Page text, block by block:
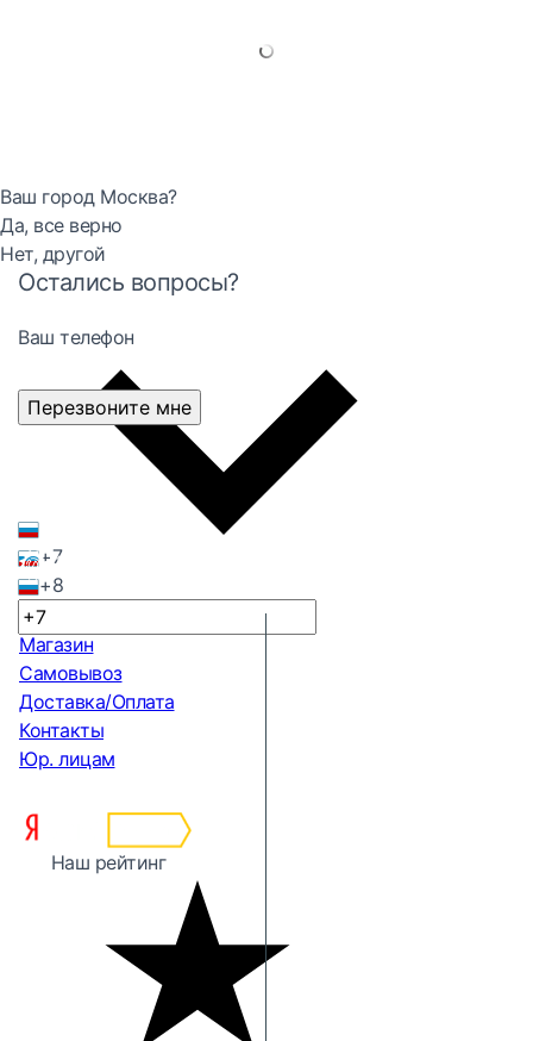
Ваш город Москва?
Да, все верно
Нет, другой
Остались вопросы?
Ваш телефон
+7
+8
Перезвоните мне
Магазин
Самовывоз
Доставка/Оплата
Контакты
Юр. лицам
Наш рейтинг